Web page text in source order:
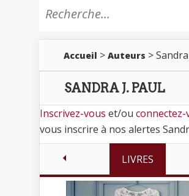
Accueil > Auteurs >
SANDRA J. PAUL
Inscrivez-vous et/ou connectez-
vous inscrire à nos alertes
LIVRES